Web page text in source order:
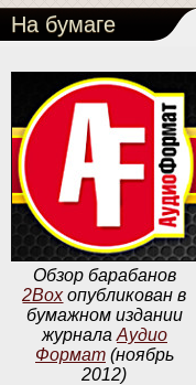
На бумаге
Обзор барабанов
2Boxопубликован в
бумажном издании
журнала Аудио
Формат (ноябрь
2012)